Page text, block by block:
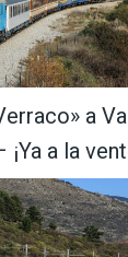
a
a la